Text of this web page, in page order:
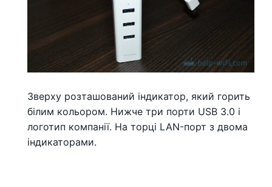
Зверху розташований індикатор, який горить
білим кольором. Нижче три порти USB 3.0 і
логотип компанії. На торці LAN-порт з двома
індикаторами.